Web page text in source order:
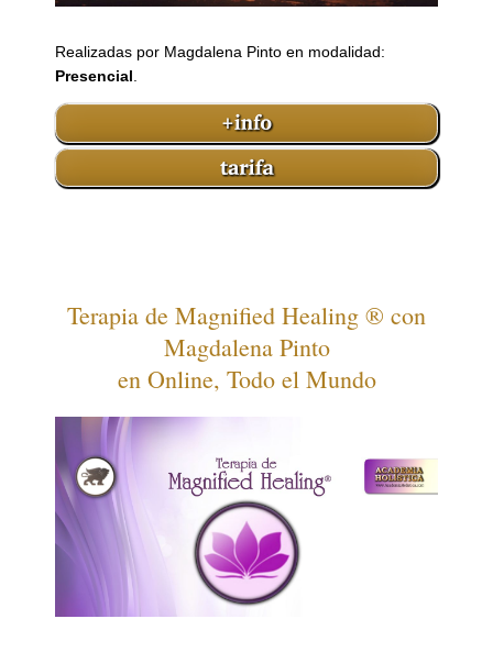
Realizadas por Magdalena Pinto en modalidad:
Presencial.
Terapia de Magnified Healing ® con
Magdalena Pinto
en Online, Todo el Mundo